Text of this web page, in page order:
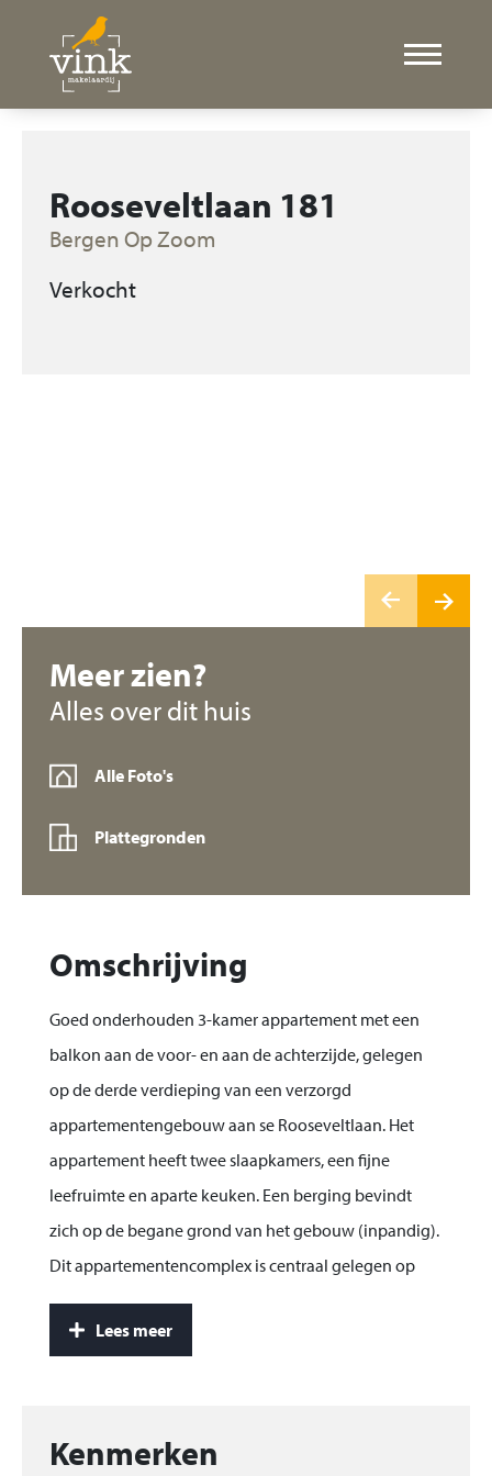
Rooseveltlaan 181
Bergen Op Zoom
Verkocht
Meer zien?
Alles over dit huis
Alle Foto's
Plattegronden
Omschrijving
Goed onderhouden 3-kamer appartement met een
balkon aan de voor- en aan de achterzijde, gelegen
op de derde verdieping van een verzorgd
appartementengebouw aan se Rooseveltlaan. Het
appartement heeft twee slaapkamers, een fijne
leefruimte en aparte keuken. Een berging bevindt
zich op de begane grond van het gebouw (inpandig).
Dit appartementencomplex is centraal gelegen op
korte afstand van diverse winkels, het NS station en
het centrum van de stad. Diverse uitvalswegen naar
Bouwjaar: 1965. Inhoud: 200 m³. Woonoppervlak: ca.
Lees meer
Kenmerken